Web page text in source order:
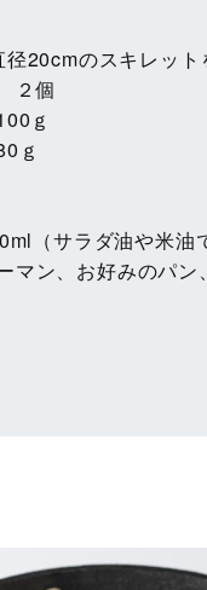
径20cmのスキレット
２個
ｇ
ｇ
（サラダ油や米油
マン、お好みのパ